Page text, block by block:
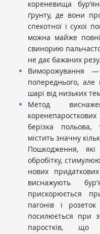
кореневища
ґрунту, де вони
спекотної і сухої
можна майже
свинорию
не дає бажаних
Виморожування
попереднього,
шарі від низьких
Метод
берізка
містить значну
Пошкодження,
обробітку,
нових
виснажують
прискорюється
пагонів і
посилюється при
паростків, що